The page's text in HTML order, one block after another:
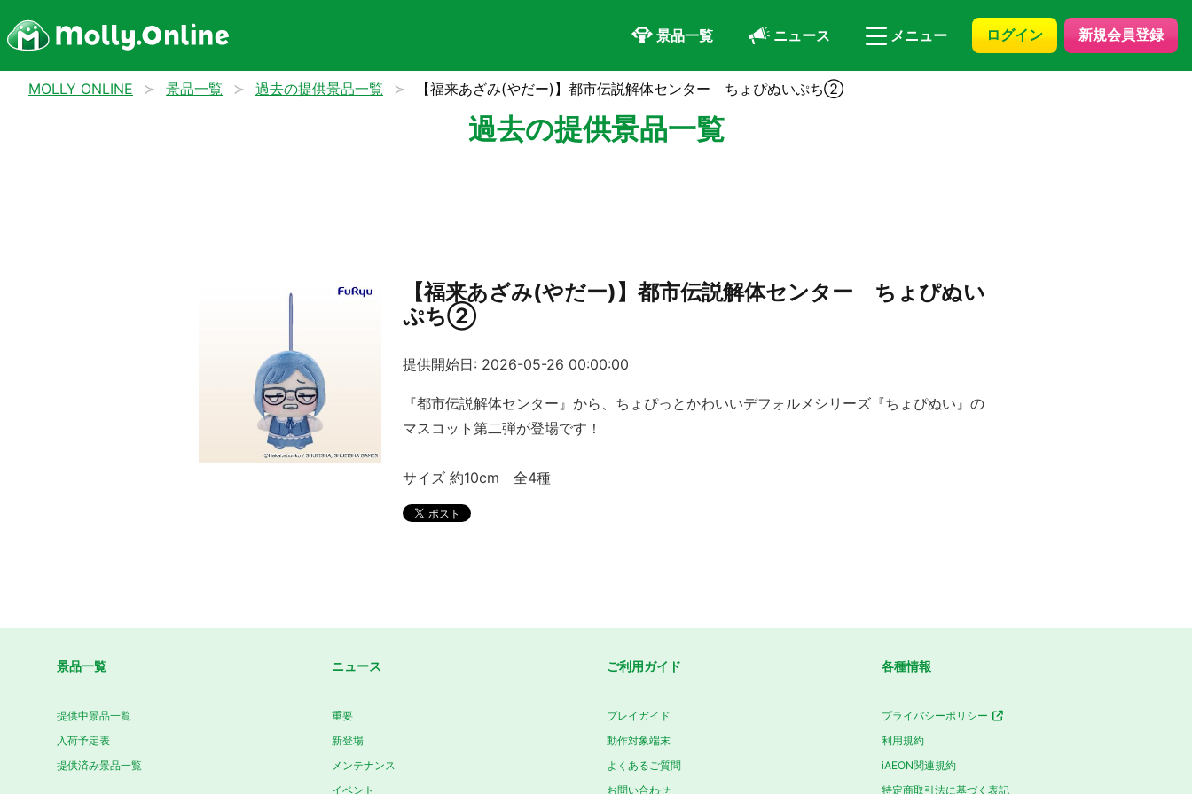
景品一覧 ニュース メニュー ログイン 新規会員登録
MOLLY ONLINE 景品一覧 過去の提供景品一覧 【福来あざみ(やだー)】都市伝説解体センター ちょぴぬいぷち②
過去の提供景品一覧
【福来あざみ(やだー)】都市伝説解体センター ちょぴぬい
ぷち②
提供開始日: 2026-05-26 00:00:00
『都市伝説解体センター』から、ちょぴっとかわいいデフォルメシリーズ『ちょぴぬい』の
マスコット第二弾が登場です！
サイズ 約10cm 全4種
景品一覧
提供中景品一覧
入荷予定表
提供済み景品一覧
ニュース
重要
新登場
メンテナンス
イベント
ご利用ガイド
プレイガイド
動作対象端末
よくあるご質問
お問い合わせ
各種情報
プライバシーポリシー
利用規約
iAEON関連規約
特定商取引法に基づく表記